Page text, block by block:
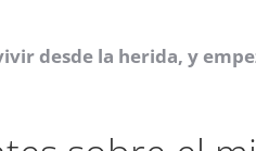
desde la herida, y